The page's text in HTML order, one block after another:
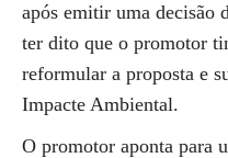
após emitir uma decisão
ter dito que o promotor
reformular a proposta e
Impacte Ambiental.
O promotor aponta para